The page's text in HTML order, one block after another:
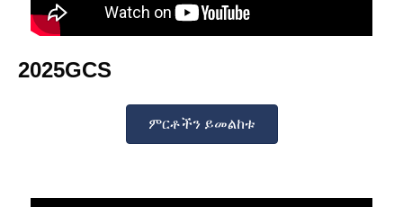
2025GCS
ምርቶችን ይመልከቱ